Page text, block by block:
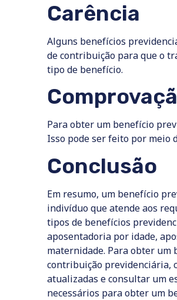
Carência
Alguns benefícios
de contribuição para que o
tipo de benefício.
Para obter um benefício
Isso pode ser feito por meio
Conclusão
Em resumo, um benefício
indivíduo que atende aos
tipos de benefícios
aposentadoria por idade,
maternidade. Para obter um
contribuição previdenciária,
atualizadas e consultar um
necessários para obter um